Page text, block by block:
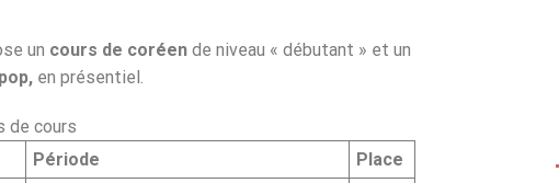
un cours de coréen de niveau « débutant » et un
en présentiel.
de cours
Période
Place